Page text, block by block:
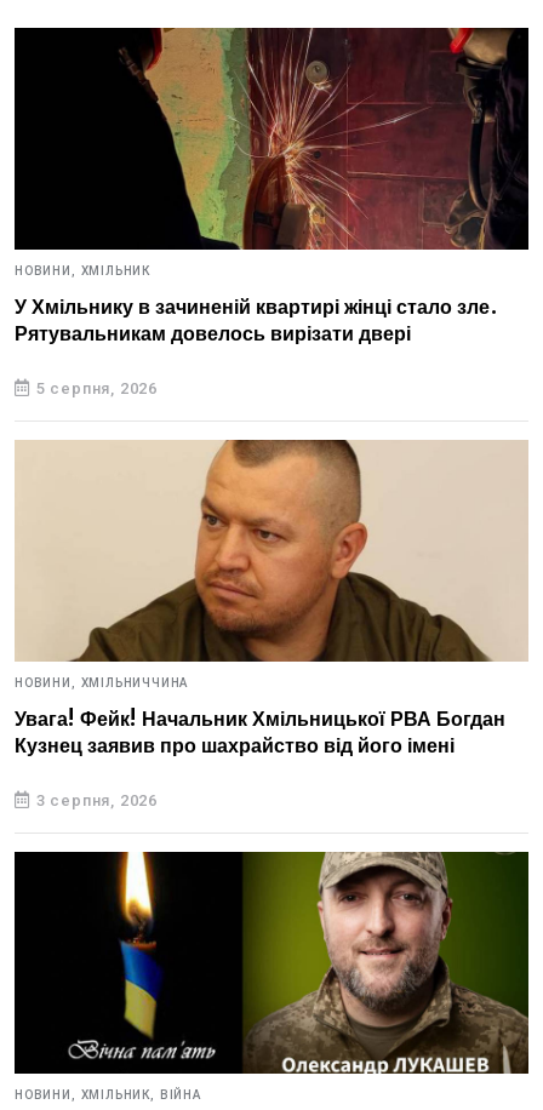
НОВИНИ, ХМІЛЬНИК
У Хмільнику в зачиненій квартирі жінці стало зле.
Рятувальникам довелось вирізати двері
5 серпня, 2026
НОВИНИ, ХМІЛЬНИЧЧИНА
Увага! Фейк! Начальник Хмільницької РВА Богдан
Кузнец заявив про шахрайство від його імені
3 серпня, 2026
НОВИНИ, ХМІЛЬНИК, ВІЙНА